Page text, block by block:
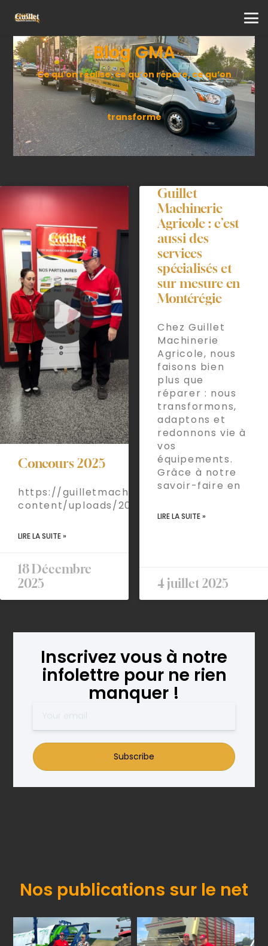
Blog GMA
Ce qu’on réalise, ce qu’on répare, ce qu’on
transforme
Concours 2025
https://guilletmachinerie.com/wp-
content/uploads/2025/12/Concours.mov
LIRE LA SUITE »
18 Décembre
2025
Guillet
Machinerie
Agricole : c’est
aussi des
services
spécialisés et
sur mesure en
Montérégie
Chez Guillet
Machinerie
Agricole, nous
faisons bien
plus que
réparer : nous
transformons,
adaptons et
redonnons vie à
vos
équipements.
Grâce à notre
savoir-faire en
LIRE LA SUITE »
4 juillet 2025
Inscrivez vous à notre
infolettre pour ne rien
manquer !
Subscribe
Nos publications sur le net